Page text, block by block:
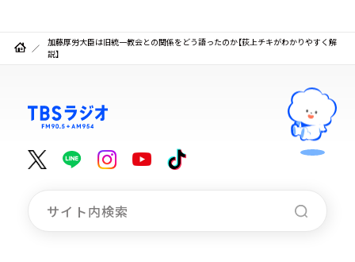
加藤厚労大臣は旧統一教会との関係をどう語ったのか【荻上チキがわかりやすく解
説】